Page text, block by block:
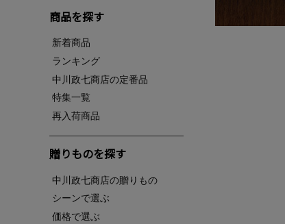
商品を探す
新着商品
ランキング
中川政七商店の定番品
特集一覧
再入荷商品
贈りものを探す
中川政七商店の贈りもの
シーンで選ぶ
価格で選ぶ